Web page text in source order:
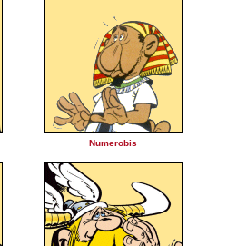
Numerobis